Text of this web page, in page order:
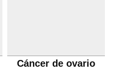
Cáncer de ovario